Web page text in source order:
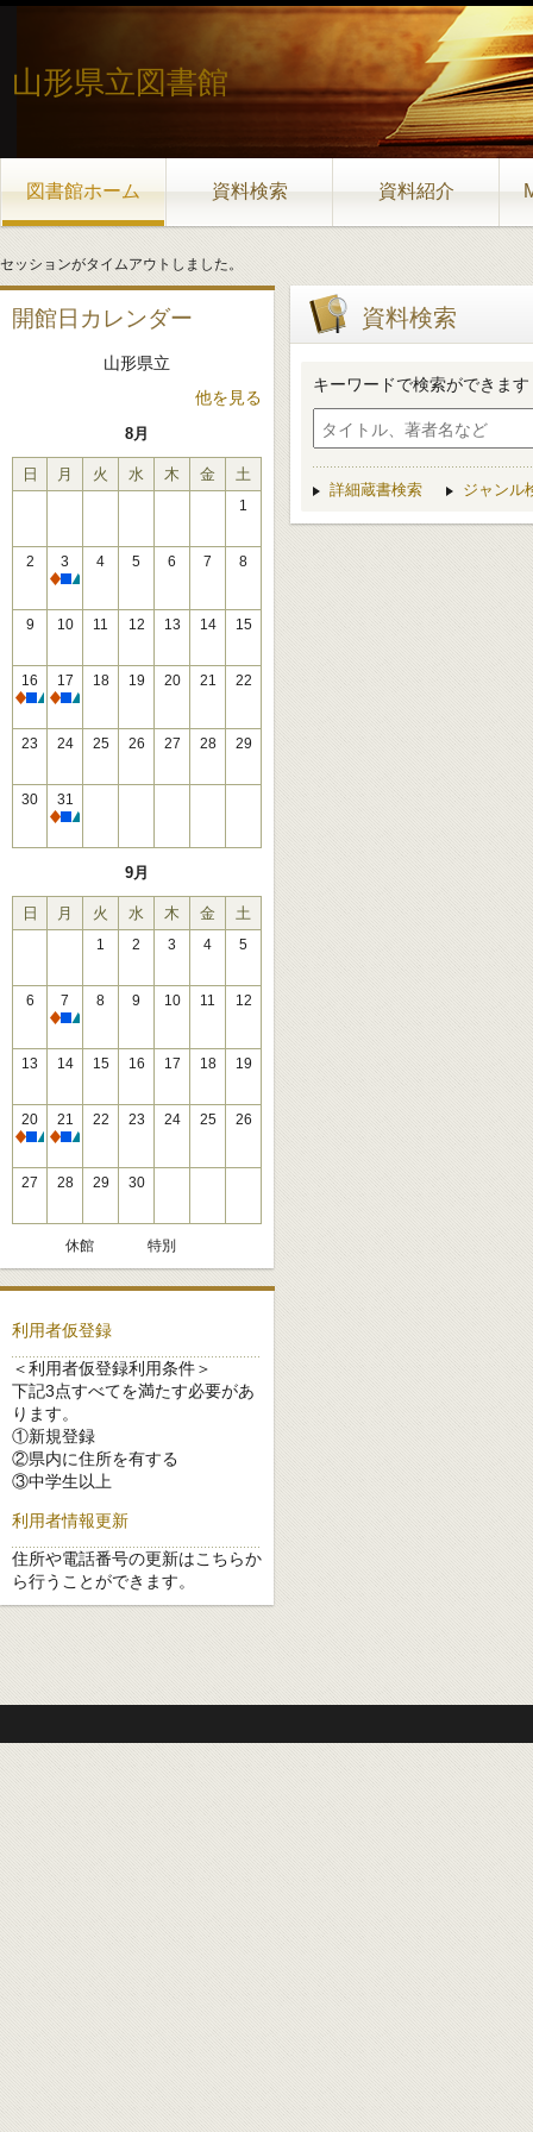
山形県立図書館
図書館ホーム 資料検索 資料紹介
セッションがタイムアウトしました。
開館日カレンダー
山形県立
他を見る
8月
日 月 火 水 木 金 土
1
2
3
休館
4 5 6 7 8
9 10 11 12 13 14 15
16
休館
17
休館
18 19 20 21 22
23 24 25 26 27 28 29
30
31
休館
9月
日 月 火 水 木 金 土
1 2 3 4 5
6
7
休館
8 9 10 11 12
13 14 15 16 17 18 19
20
休館
21
休館
22 23 24 25 26
27 28 29 30
休館 特別
利用者仮登録
＜利用者仮登録利用条件＞
下記3点すべてを満たす必要があ
ります。
①新規登録
②県内に住所を有する
③中学生以上
利用者情報更新
住所や電話番号の更新はこちらか
ら行うことができます。
資料検索
キーワードで検索ができます
詳細蔵書検索 ジャンル